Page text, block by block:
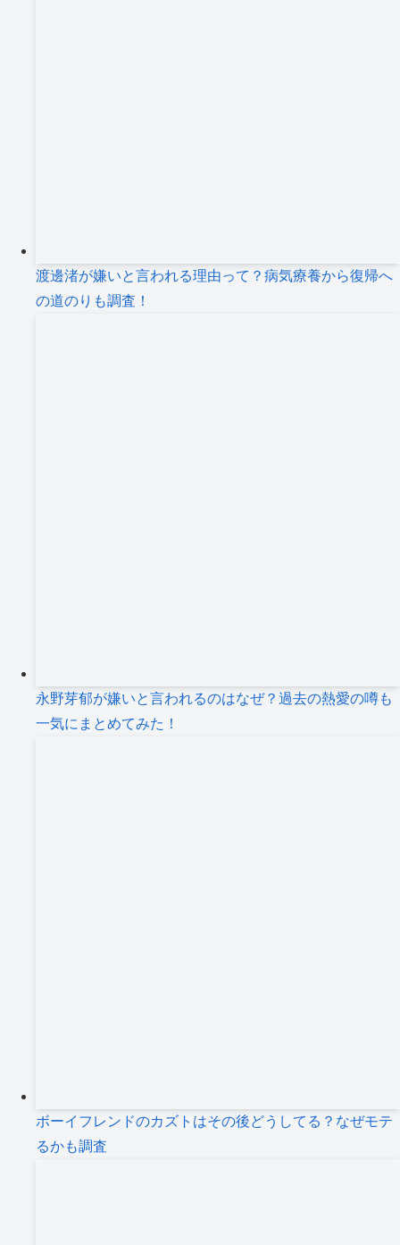
渡邊渚が嫌いと言われる理由って？病気療養から復帰へ
の道のりも調査！
永野芽郁が嫌いと言われるのはなぜ？過去の熱愛の噂も
一気にまとめてみた！
ボーイフレンドのカズトはその後どうしてる？なぜモテ
るかも調査